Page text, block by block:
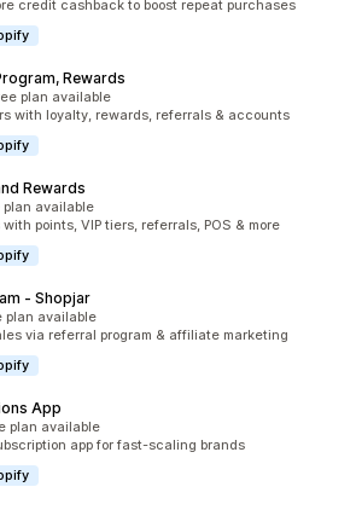
credit cashback to boost repeat purchases
Rewards
1389
plan available
with loyalty, rewards, referrals & accounts
Rewards
317
plan available
points, VIP tiers, referrals, POS & more
‑ Shopjar
125
plan available
via referral program & affiliate marketing
App
429
plan available
app for fast-scaling brands